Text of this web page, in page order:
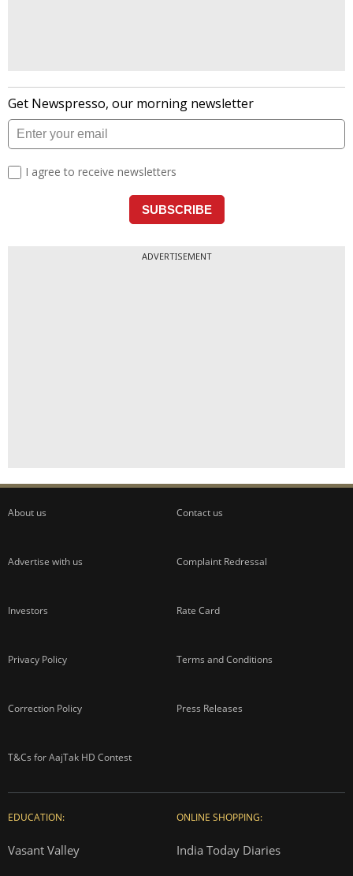
ADVERTISEMENT
About us Contact us
Advertise with us Complaint Redressal
Investors Rate Card
Privacy Policy Terms and Conditions
Correction Policy Press Releases
T&Cs for AajTak HD Contest
EDUCATION:
Vasant Valley
ONLINE SHOPPING:
India Today Diaries